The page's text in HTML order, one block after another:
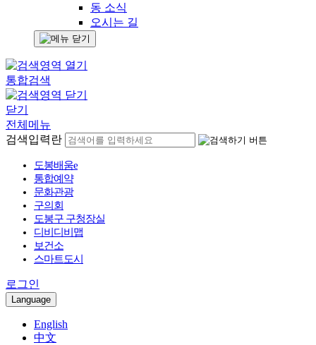
동 소식
오시는 길
통합검색
닫기
전체메뉴
검색입력란
도봉배움e
통합예약
문화관광
구의회
도봉구 구청장실
디비디비맵
보건소
스마트도시
로그인
Language
English
中文